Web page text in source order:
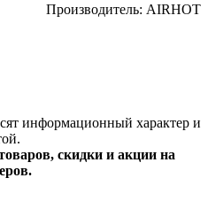
Производитель: AIRHOT
информационный характер и
скидки и акции на